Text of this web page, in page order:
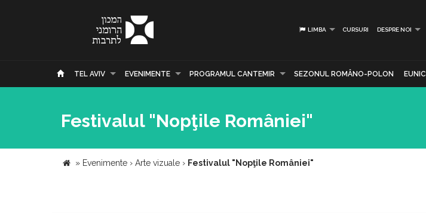
LIMBA CURSURI DESPRE NOI
TEL AVIV EVENIMENTE PROGRAMUL CANTEMIR SEZONUL ROMÂNO-POLON EUNIC
Festivalul "Nopţile României"
» Evenimente › Arte vizuale › Festivalul "Nopţile României"